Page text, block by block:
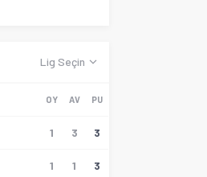
Lig Seçin
OY AV PU
1 3 3
1 1 3